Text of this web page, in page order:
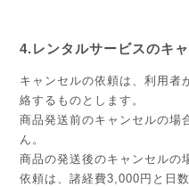
4.レンタルサービスのキ
キャンセルの依頼は、利用者
絡するものとします。
商品発送前のキャンセルの場
ん。
商品の発送後のキャンセルの
依頼は、諸経費3,000円と日